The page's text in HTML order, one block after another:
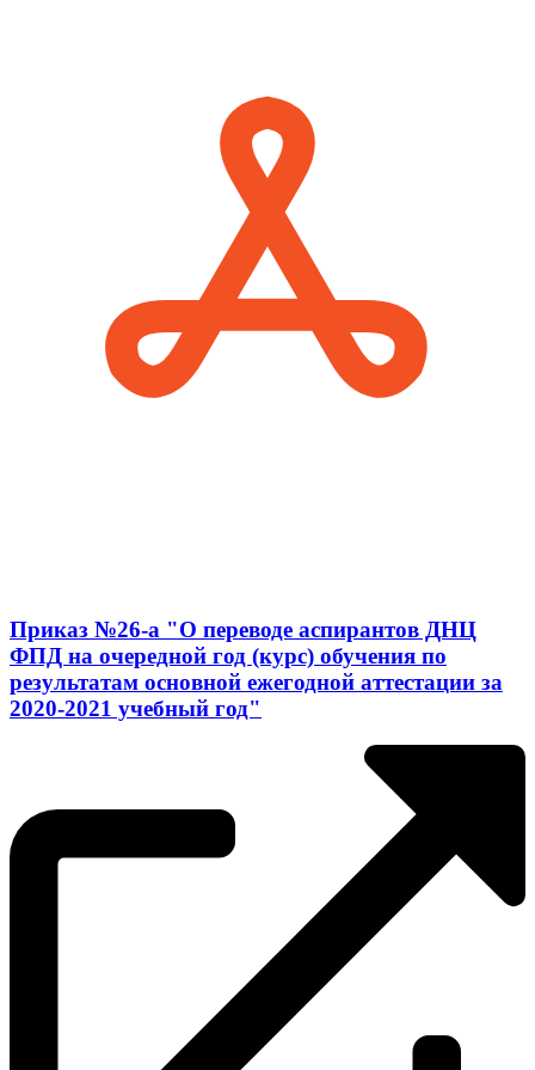
Приказ №26-a "О переводе аспирантов ДНЦ
ФПД на очередной год (курс) обучения по
результатам основной ежегодной аттестации за
2020-2021 учебный год"